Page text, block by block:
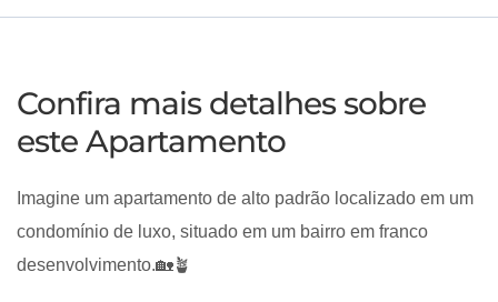
Confira mais detalhes sobre
este Apartamento
Imagine um apartamento de alto padrão localizado em um
condomínio de luxo, situado em um bairro em franco
desenvolvimento.🏡🪴